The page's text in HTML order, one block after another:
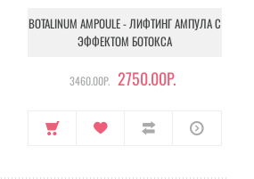
BOTALINUM AMPOULE - ЛИФТИНГ АМПУЛА С
ЭФФЕКТОМ БОТОКСА
3460.00Р. 2750.00Р.